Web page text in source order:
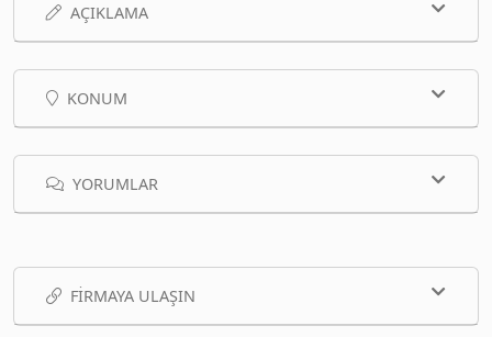
AÇIKLAMA
KONUM
YORUMLAR
FIRMAYA ULAŞIN